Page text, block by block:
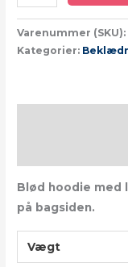
Varenummer (SKU):
Kategorier:
Blød hoodie med
på bagsiden.
Vægt